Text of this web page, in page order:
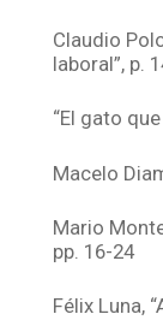
Claudio
laboral”, p.
“El gato
Macelo
Mario
pp. 16-24
Félix Luna,